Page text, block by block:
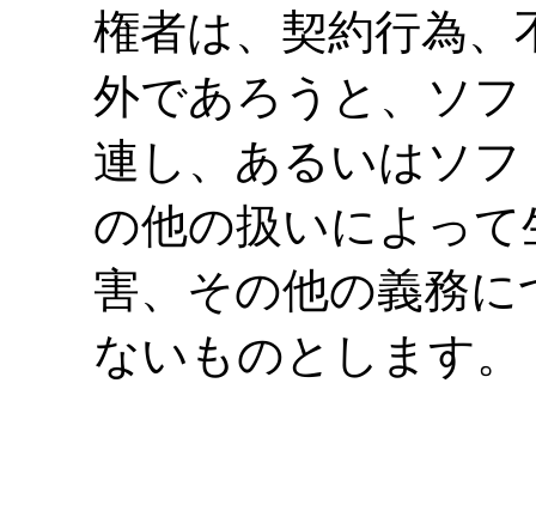
権者は、契約行為
外であろうと、ソ
連し、あるいはソ
の他の扱いによっ
害、その他の義務
ないものとします。